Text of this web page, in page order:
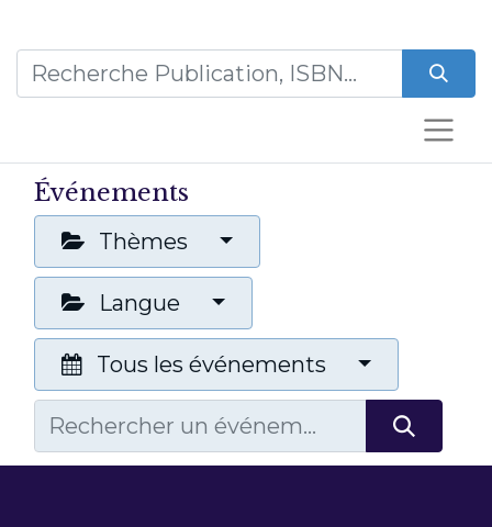
Événements
Thèmes
Langue
Tous les événements